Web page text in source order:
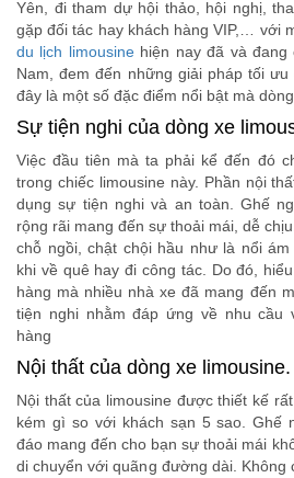
Yên, đi tham dự hội thảo, hội nghị,
gặp đối tác hay khách hàng VIP,… với
du lịch limousinehiện nay đã và đang
Nam, đem đến những giải pháp tối
đây là một số đặc điểm nổi bật mà
Sự tiện nghi của dòng xe
Việc đầu tiên mà ta phải kể đến đó
trong chiếc limousine này. Phần nội
dụng sự tiện nghi và an toàn. Ghế
rộng rãi mang đến sự thoải mái, dễ
chỗ ngồi, chật chội hầu như là nổi
khi về quê hay đi công tác. Do đó,
hàng mà nhiều nhà xe đã mang đến
tiện nghi nhằm đáp ứng về nhu cầu
hàng
Nội thất của dòng xe limousine.
Nội thất của limousine được thiết kế
kém gì so với khách sạn 5 sao. Ghế
đáo mang đến cho bạn sự thoải mái
di chuyển với quãng đường dài. Không